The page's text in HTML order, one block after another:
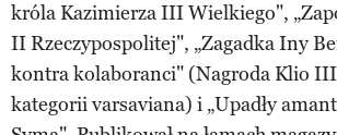
króla Kazimierza III Wielkiego",
II Rzeczypospolitej", „Zagadka Iny
kontra kolaboranci" (Nagroda Klio
kategorii varsaviana) i „Upadły